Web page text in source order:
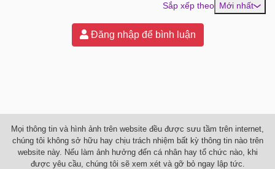
Sắp xếp theo Mới nhất
Đăng nhập để bình luận
Mọi thông tin và hình ảnh trên website đều được sưu tầm trên internet,
chúng tôi không sở hữu hay chịu trách nhiệm bất kỳ thông tin nào trên
website này. Nếu làm ảnh hưởng đến cá nhân hay tổ chức nào, khi
được yêu cầu, chúng tôi sẽ xem xét và gỡ bỏ ngay lập tức.